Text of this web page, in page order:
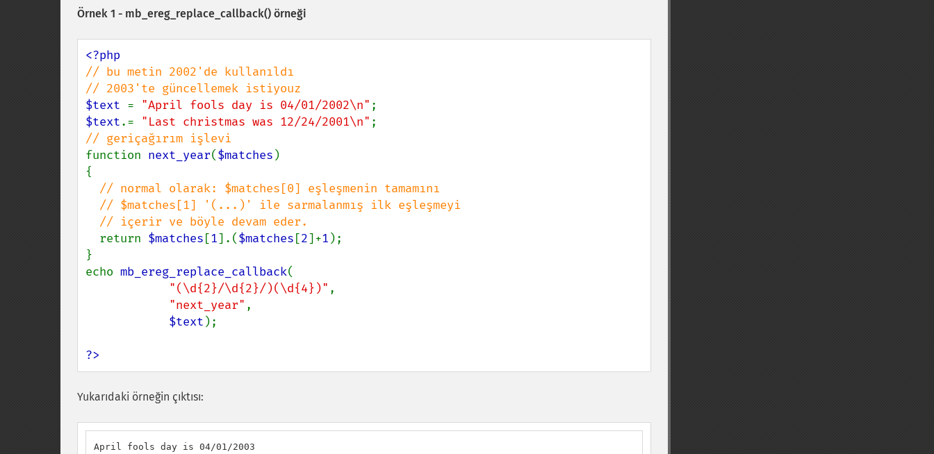
Örnek 1 - mb_ereg_replace_callback() örneği
// bu metin 2002'de kullanıldı
$text = "April fools day is 04/01/2002\n"
$text.= "Last christmas was 12/24/2001\n"
function next_year($matches )
{
// normal olarak: $matches[0] eşleşmenin tamamını
return $matches [1].($matches [2]+1 );
}
echo mb_ereg_replace_callback(
"(\d{2}/\d{2}/)(\d{4})" ,
"next_year" ,
$text );
?>
Yukarıdaki örneğin çıktısı:
April fools day is 04/01/2003